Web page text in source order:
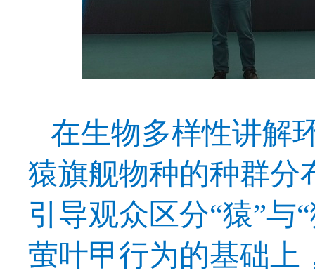
在生物多样性讲解
猿旗舰物种的种群分
引导观众区分“猿”与“
萤叶甲行为的基础上